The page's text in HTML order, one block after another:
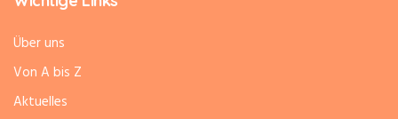
Über uns
Von A bis Z
Aktuelles